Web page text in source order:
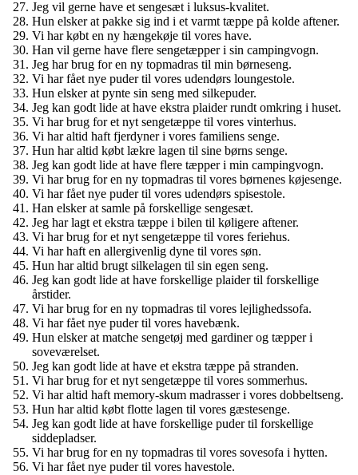
Jeg vil gerne have et sengesæt i luksus-kvalitet.
Hun elsker at pakke sig ind i et varmt tæppe på kolde aftener.
Vi har købt en ny hængekøje til vores have.
Han vil gerne have flere sengetæpper i sin campingvogn.
Jeg har brug for en ny topmadras til min børneseng.
Vi har fået nye puder til vores udendørs loungestole.
Hun elsker at pynte sin seng med silkepuder.
Jeg kan godt lide at have ekstra plaider rundt omkring i huset.
Vi har brug for et nyt sengetæppe til vores vinterhus.
Vi har altid haft fjerdyner i vores familiens senge.
Hun har altid købt lækre lagen til sine børns senge.
Jeg kan godt lide at have flere tæpper i min campingvogn.
Vi har brug for en ny topmadras til vores børnenes køjesenge.
Vi har fået nye puder til vores udendørs spisestole.
Han elsker at samle på forskellige sengesæt.
Jeg har lagt et ekstra tæppe i bilen til køligere aftener.
Vi har brug for et nyt sengetæppe til vores feriehus.
Vi har haft en allergivenlig dyne til vores søn.
Hun har altid brugt silkelagen til sin egen seng.
Jeg kan godt lide at have forskellige plaider til forskellige
årstider.
Vi har brug for en ny topmadras til vores lejlighedssofa.
Vi har fået nye puder til vores havebænk.
Hun elsker at matche sengetøj med gardiner og tæpper i
soveværelset.
Jeg kan godt lide at have et ekstra tæppe på stranden.
Vi har brug for et nyt sengetæppe til vores sommerhus.
Vi har altid haft memory-skum madrasser i vores dobbeltseng.
Hun har altid købt flotte lagen til vores gæstesenge.
Jeg kan godt lide at have forskellige puder til forskellige
siddepladser.
Vi har brug for en ny topmadras til vores sovesofa i hytten.
Vi har fået nye puder til vores havestole.